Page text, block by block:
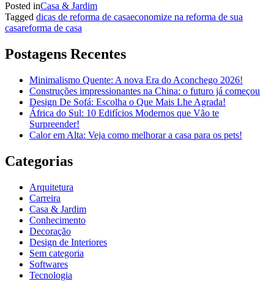
Posted inCasa & Jardim
Tagged dicas de reforma de casaeconomize na reforma de sua
casareforma de casa
Postagens Recentes
Minimalismo Quente: A nova Era do Aconchego 2026!
Construções impressionantes na China: o futuro já começou
Design De Sofá: Escolha o Que Mais Lhe Agrada!
África do Sul: 10 Edifícios Modernos que Vão te
Surpreender!
Calor em Alta: Veja como melhorar a casa para os pets!
Categorias
Arquitetura
Carreira
Casa & Jardim
Conhecimento
Decoração
Design de Interiores
Sem categoria
Softwares
Tecnologia